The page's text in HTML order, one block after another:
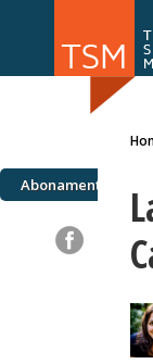
Abonamente